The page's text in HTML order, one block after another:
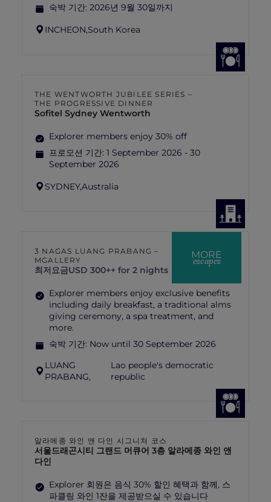
숙박 기간: 2026년 9월 30일까지
INCHEON,South Korea
THE WENTWORTH JUBILEE SERIES –
THE PROGRESSIVE DINNER
Sofitel Sydney Wentworth
Explorer members enjoy 30% off
프로모션 기간: 1 September 2026 - 30
September 2026
SYDNEY,Australia
MORE
escapes
3 NAGAS LUANG PRABANG –
MGALLERY
최저요금USD 300++ for 2 nights
Explorer members enjoy exclusive benefits
including daily breakfast, a traditional alms
giving ceremony, a spa treatment, and
more.
숙박 기간: Now until 30 September 2026
LUANG
PRABANG,
Lao people's democratic
republic
알라메종 와인 앤 다인 시그니처 코스
서울드래곤시티 그랜드 머큐어 3층 알라메종 와인 앤
다인
Explorer 회원은 음식 30% 할인 혜택과 함께, 스
파클링 와인 1잔을 제공받으실 수 있습니다